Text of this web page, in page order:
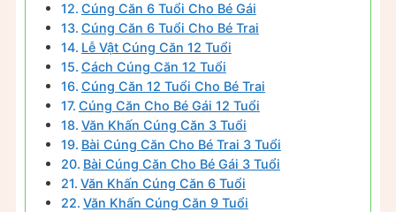
Cúng Căn 6 Tuổi Cho Bé Gái
Cúng Căn 6 Tuổi Cho Bé Trai
Lễ Vật Cúng Căn 12 Tuổi
Cách Cúng Căn 12 Tuổi
Cúng Căn 12 Tuổi Cho Bé Trai
Cúng Căn Cho Bé Gái 12 Tuổi
Văn Khấn Cúng Căn 3 Tuổi
Bài Cúng Căn Cho Bé Trai 3 Tuổi
Bài Cúng Căn Cho Bé Gái 3 Tuổi
Văn Khấn Cúng Căn 6 Tuổi
Văn Khấn Cúng Căn 9 Tuổi